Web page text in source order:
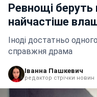
Ревнощі беруть
найчастіше
Іноді достатньо
справжня драма
Іванна Пашкевич
редактор стрічки новин